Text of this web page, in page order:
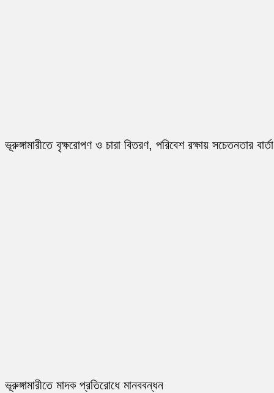
ভূরুঙ্গামারীতে বৃক্ষরোপণ ও চারা বিতরণ, পরিবেশ রক্ষায় সচেতনতার বার্তা
ভূরুঙ্গামারীতে মাদক প্রতিরোধে মানববন্ধন